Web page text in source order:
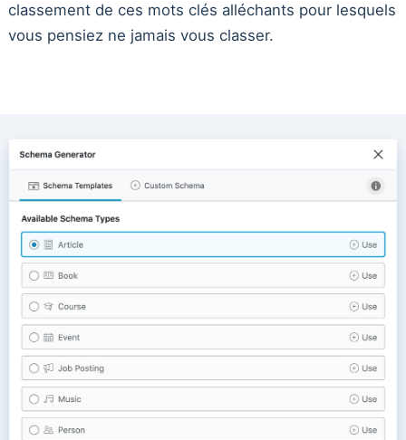
classement de ces mots clés alléchants pour lesquels
vous pensiez ne jamais vous classer.